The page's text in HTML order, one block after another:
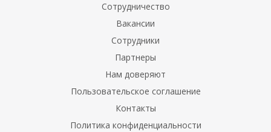
Сотрудничество
Вакансии
Сотрудники
Партнеры
Нам доверяют
Пользовательское соглашение
Контакты
Политика конфиденциальности